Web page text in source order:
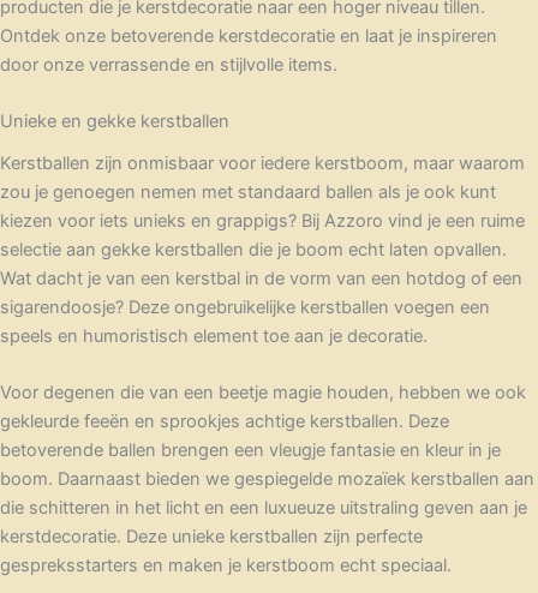
producten die je kerstdecoratie naar een hoger niveau tillen.
Ontdek onze betoverende kerstdecoratie en laat je inspireren
door onze verrassende en stijlvolle items.
Unieke en gekke kerstballen
Kerstballen zijn onmisbaar voor iedere kerstboom, maar waarom
zou je genoegen nemen met standaard ballen als je ook kunt
kiezen voor iets unieks en grappigs? Bij Azzoro vind je een ruime
selectie aan gekke kerstballen die je boom echt laten opvallen.
Wat dacht je van een kerstbal in de vorm van een hotdog of een
sigarendoosje? Deze ongebruikelijke kerstballen voegen een
speels en humoristisch element toe aan je decoratie.
Voor degenen die van een beetje magie houden, hebben we ook
gekleurde feeën en sprookjes achtige kerstballen. Deze
betoverende ballen brengen een vleugje fantasie en kleur in je
boom. Daarnaast bieden we gespiegelde mozaïek kerstballen aan
die schitteren in het licht en een luxueuze uitstraling geven aan je
kerstdecoratie. Deze unieke kerstballen zijn perfecte
gespreksstarters en maken je kerstboom echt speciaal.